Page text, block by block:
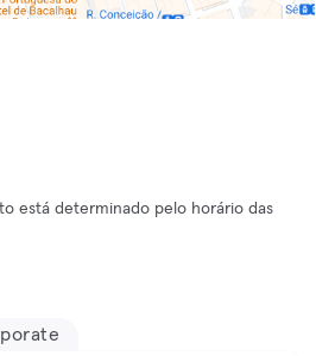
está determinado pelo horário das